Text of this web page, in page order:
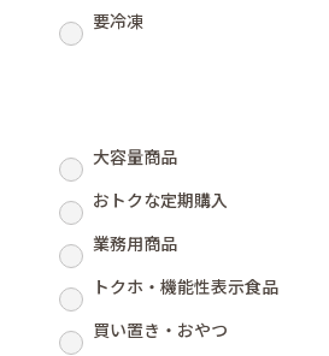
要冷凍
大容量商品
おトクな定期購入
業務用商品
トクホ・機能性表示食品
買い置き・おやつ